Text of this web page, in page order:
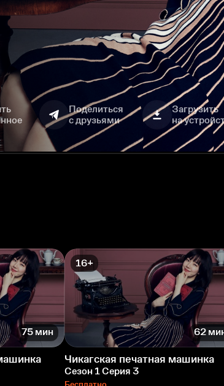
Поделиться
с друзьями
Загрузить
на
75 мин
16+
62
Чикагская печатная машинка
Сезон 1 Серия 3
Бесплатно